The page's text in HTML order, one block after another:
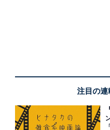
注目の連